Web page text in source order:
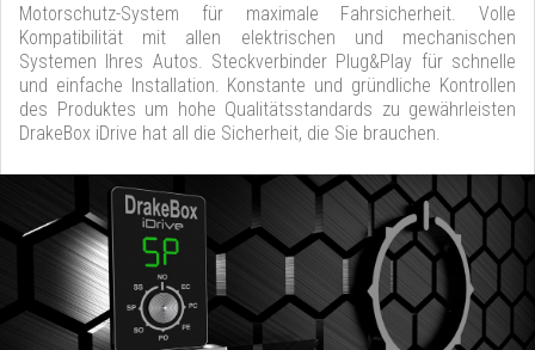
Motorschutz-System für maximale Fahrsicherheit. Volle
Kompatibilität mit allen elektrischen und mechanischen
Systemen Ihres Autos. Steckverbinder Plug&Play für schnelle
und einfache Installation. Konstante und gründliche Kontrollen
des Produktes um hohe Qualitätsstandards zu gewährleisten
DrakeBox iDrive hat all die Sicherheit, die Sie brauchen.